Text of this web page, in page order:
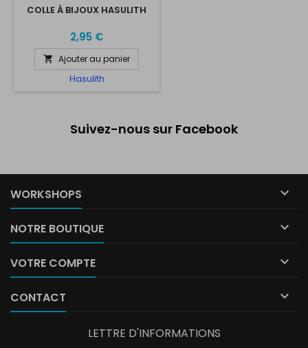
COLLE À BIJOUX HASULITH
2,95 €
 Ajouter au panier
Hasulith
Suivez-nous sur Facebook
WORKSHOPS 
NOTRE BOUTIQUE 
VOTRE COMPTE 
CONTACT 
LETTRE D'INFORMATIONS